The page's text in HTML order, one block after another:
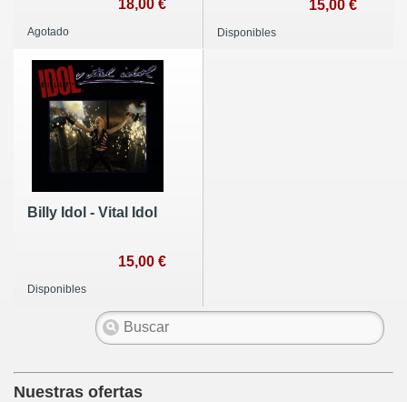
18,00 €
Agotado
15,00 €
Disponibles
Billy Idol - Vital Idol
15,00 €
Disponibles
Nuestras ofertas